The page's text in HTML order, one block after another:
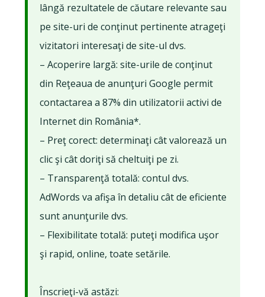
lângă rezultatele de căutare relevante sau
pe site-uri de conţinut pertinente atrageţi
vizitatori interesaţi de site-ul dvs.
– Acoperire largă: site-urile de conţinut
din Reţeaua de anunţuri Google permit
contactarea a 87% din utilizatorii activi de
Internet din România*.
– Preţ corect: determinaţi cât valorează un
clic şi cât doriţi să cheltuiţi pe zi.
– Transparenţă totală: contul dvs.
AdWords va afişa în detaliu cât de eficiente
sunt anunţurile dvs.
– Flexibilitate totală: puteţi modifica uşor
şi rapid, online, toate setările.
Înscrieţi-vă astăzi: